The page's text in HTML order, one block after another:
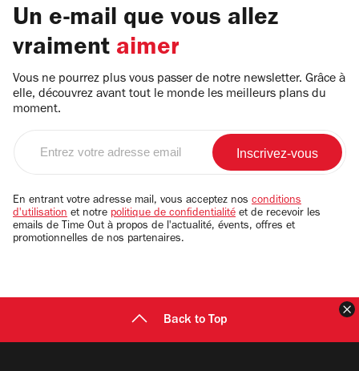
Un e-mail que vous allez
vraiment aimer
Vous ne pourrez plus vous passer de notre newsletter. Grâce à
elle, découvrez avant tout le monde les meilleurs plans du
moment.
email
En entrant votre adresse mail, vous acceptez nos conditions
d'utilisation et notre politique de confidentialité et de recevoir les
emails de Time Out à propos de l'actualité, évents, offres et
promotionnelles de nos partenaires.
Back to Top